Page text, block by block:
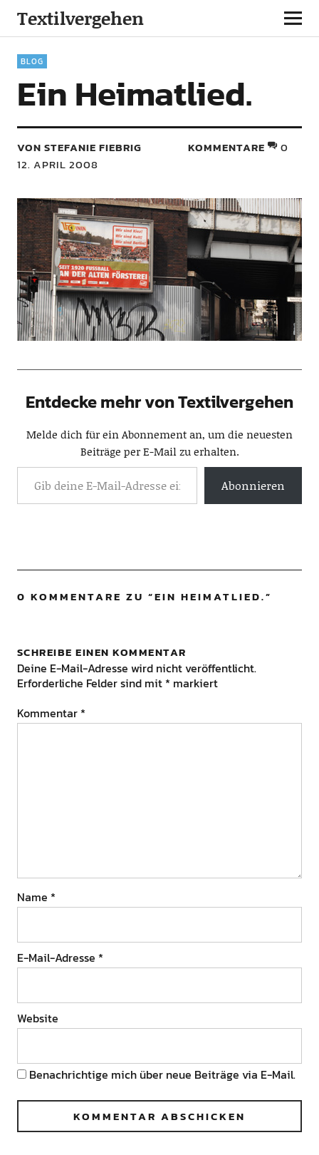
Textilvergehen
BLOG
Ein Heimatlied.
VON STEFANIE FIEBRIG
12. APRIL 2008
KOMMENTARE 0
Entdecke mehr von Textilvergehen
Melde dich für ein Abonnement an, um die neuesten
Beiträge per E-Mail zu erhalten.
Abonnieren
0 KOMMENTARE ZU “EIN HEIMATLIED.”
SCHREIBE EINEN KOMMENTAR
Deine E-Mail-Adresse wird nicht veröffentlicht.
Erforderliche Felder sind mit * markiert
Kommentar *
Name *
E-Mail-Adresse *
Website
Benachrichtige mich über neue Beiträge via E-Mail.